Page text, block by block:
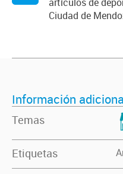
Ciudad de
Información
Temas
Etiquetas